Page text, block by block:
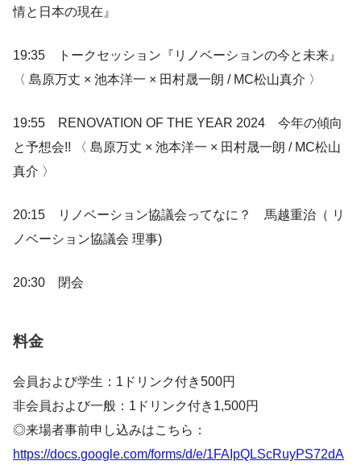
情と日本の現在』
19:35 トークセッション『リノベーションの今と未来』
〈 島原万丈 × 池本洋一 × 田村晟一朗 / MC松山真介 〉
19:55 RENOVATION OF THE YEAR 2024 今年の傾向
と予想会!! 〈 島原万丈 × 池本洋一 × 田村晟一朗 / MC松山
真介 〉
20:15 リノベーション協議会ってなに？ 馬越重治（ リ
ノベーション協議会 理事)
20:30 閉会
料金
会員および学生：1ドリンク付き500円
非会員および一般：1ドリンク付き1,500円
◎来場者事前申し込みはこちら：
https://docs.google.com/forms/d/e/1FAIpQLScRuyPS72dA